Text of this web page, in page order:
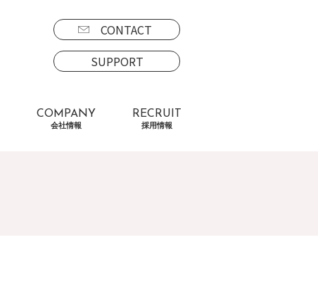
CONTACT
SUPPORT
COMPANY
会社情報
RECRUIT
採用情報